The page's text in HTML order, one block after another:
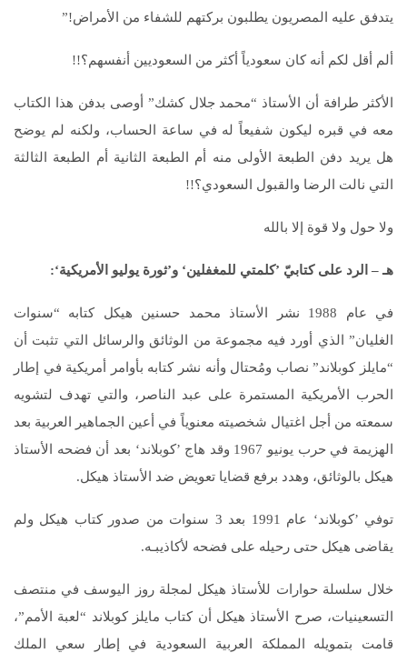
يتدفق عليه المصريون يطلبون بركتهم للشفاء من الأمراض!”
ألم أقل لكم أنه كان سعودياً أكثر من السعوديين أنفسهم؟!!
الأكثر طرافة أن الأستاذ “محمد جلال كشك” أوصى بدفن هذا الكتاب
معه في قبره ليكون شفيعاً له في ساعة الحساب، ولكنه لم يوضح
هل يريد دفن الطبعة الأولى منه أم الطبعة الثانية أم الطبعة الثالثة
التي نالت الرضا والقبول السعودي؟!!
ولا حول ولا قوة إلا بالله
هـ– الرد على كتابيّ ’كلمتي للمغفلين‘ و’ثورة يوليو الأمريكية‘:
في عام 1988 نشر الأستاذ محمد حسنين هيكل كتابه “سنوات
الغليان” الذي أورد فيه مجموعة من الوثائق والرسائل التي تثبت أن
“مايلز كوبلاند” نصاب ومُحتال وأنه نشر كتابه بأوامر أمريكية في إطار
الحرب الأمريكية المستمرة على عبد الناصر، والتي تهدف لتشويه
سمعته من أجل اغتيال شخصيته معنوياً في أعين الجماهير العربية بعد
الهزيمة في حرب يونيو 1967 وقد هاج ’كوبلاند‘ بعد أن فضحه الأستاذ
هيكل بالوثائق، وهدد برفع قضايا تعويض ضد الأستاذ هيكل.
توفي ’كوبلاند‘ عام 1991 بعد 3 سنوات من صدور كتاب هيكل ولم
يقاضى هيكل حتى رحيله على فضحه لأكاذيبـه.
خلال سلسلة حوارات للأستاذ هيكل لمجلة روز اليوسف في منتصف
التسعينيات، صرح الأستاذ هيكل أن كتاب مايلز كوبلاند “لعبة الأمم”،
قامت بتمويله المملكة العربية السعودية في إطار سعي الملك